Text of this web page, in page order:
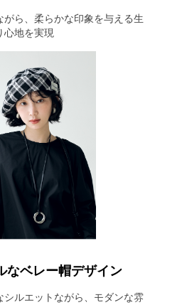
がら、柔らかな印象を与える生
心地を実現
なベレー帽デザイン
シルエットながら、モダンな雰